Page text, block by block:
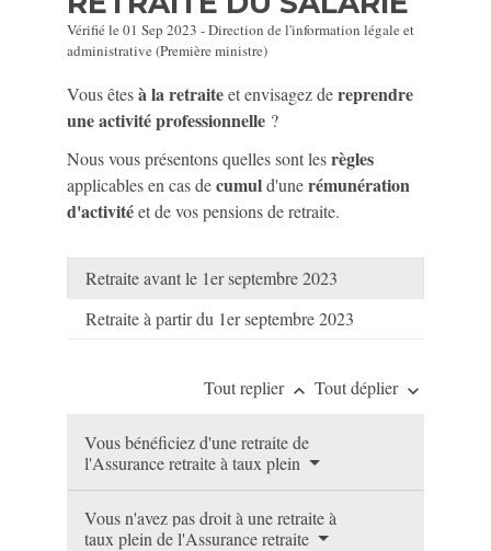
Vérifié le 01 Sep 2023 - Direction de l'information légale et
administrative (Première ministre)
Vous êtesà la retraiteet envisagez dereprendre
une activité professionnelle ?
Nous vous présentons quelles sont lesrègles
applicables en cas decumuld'unerémunération
d'activitéet de vos pensions de retraite.
Retraite avant le 1er septembre 2023
Retraite à partir du 1er septembre 2023
Tout replier keyboard_arrow_up Tout déplier keyboard_arrow_down
Vous bénéficiez d'une retraite de
l'Assurance retraite à taux plein
Vous n'avez pas droit à une retraite à
taux plein de l'Assurance retraite